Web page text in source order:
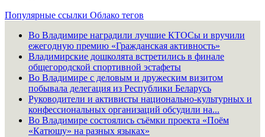
Популярные ссылки Облако тегов
Во Владимире наградили лучшие КТОСы и вручили
ежегодную премию «Гражданская активность»
Владимирские дошколята встретились в финале
общегородской спортивной эстафеты
Во Владимире с деловым и дружеским визитом
побывала делегация из Республики Беларусь
Руководители и активисты национально-культурных и
конфессиональных организаций обсудили на...
Во Владимире состоялись съёмки проекта «Поём
«Катюшу» на разных языках»